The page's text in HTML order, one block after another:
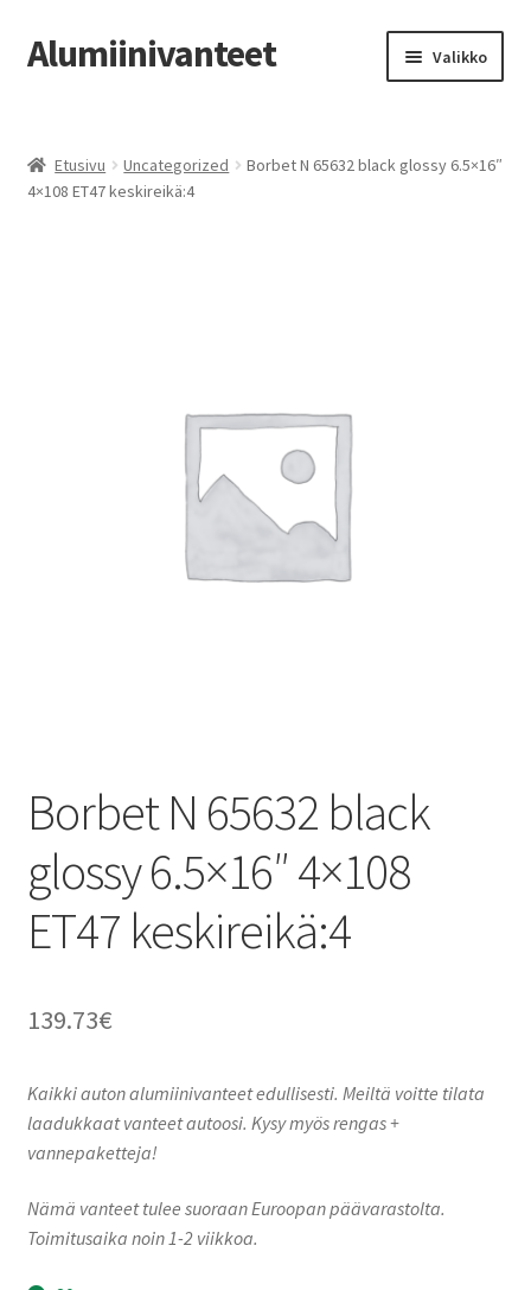
Siirry
navigointiin
Siirry
sisältöön
Alumiinivanteet Valikko
Kauppa
Etusivu Uncategorized
Borbet N 65632 black glossy 6.5×16″
4×108 ET47 keskireikä:4
Borbet N 65632 black
glossy 6.5×16″ 4×108
ET47 keskireikä:4
139.73€
Kaikki auton alumiinivanteet edullisesti. Meiltä voitte tilata
laadukkaat vanteet autoosi. Kysy myös rengas +
vannepaketteja!
Nämä vanteet tulee suoraan Euroopan päävarastolta.
Toimitusaika noin 1-2 viikkoa.